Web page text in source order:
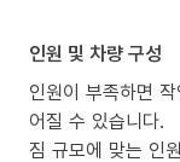
인원 및 차량 구성
인원이 부족하면
어질 수 있습니다.
짐 규모에 맞는 인